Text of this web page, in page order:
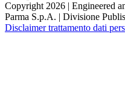
Copyright 2026 | Engineered
Parma S.p.A. | Divisione
Disclaimer trattamento dati